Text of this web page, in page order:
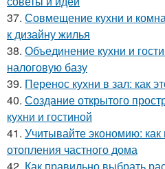
37. Совмещение кухни и
к дизайну жилья
38. Объединение кухни и
налоговую базу
39. Перенос кухни в зал: как
40. Создание открытого
кухни и гостиной
41. Учитывайте экономию:
отопления частного дома